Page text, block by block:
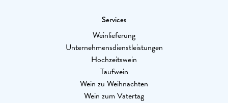
Services
Weinlieferung
Unternehmensdienstleistungen
Hochzeitswein
Taufwein
Wein zu Weihnachten
Wein zum Vatertag